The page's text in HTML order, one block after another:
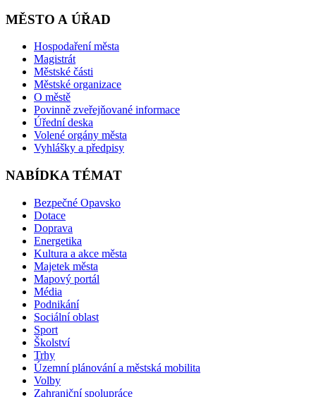
MĚSTO A ÚŘAD
Hospodaření města
Magistrát
Městské části
Městské organizace
O městě
Povinně zveřejňované informace
Úřední deska
Volené orgány města
Vyhlášky a předpisy
NABÍDKA TÉMAT
Bezpečné Opavsko
Dotace
Doprava
Energetika
Kultura a akce města
Majetek města
Mapový portál
Média
Podnikání
Sociální oblast
Sport
Školství
Trhy
Územní plánování a městská mobilita
Volby
Zahraniční spolupráce